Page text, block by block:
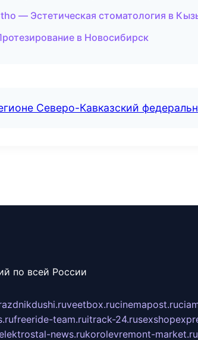
— Эстетическая стоматология в
в Новосибирск
Северо-Кавказский
по всей России
veetbox.rucinemapost.ru
freeride-team.ruitrack-24.ru
news.rukorolevremont-market.ru